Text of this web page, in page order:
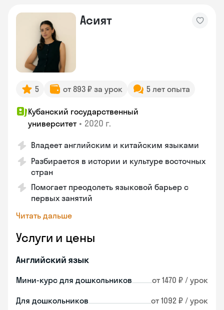
Асият
5 от 893 ₽ за урок 5 лет опыта
Кубанский государственный
университет • 2020 г.
Владеет английским и китайским языками
Разбирается в истории и культуре восточных
стран
Помогает преодолеть языковой барьер с
первых занятий
Читать дальше
Услуги и цены
Английский язык
Мини-курс для дошкольников от 1470 ₽ / урок
Для дошкольников от 1092 ₽ / урок